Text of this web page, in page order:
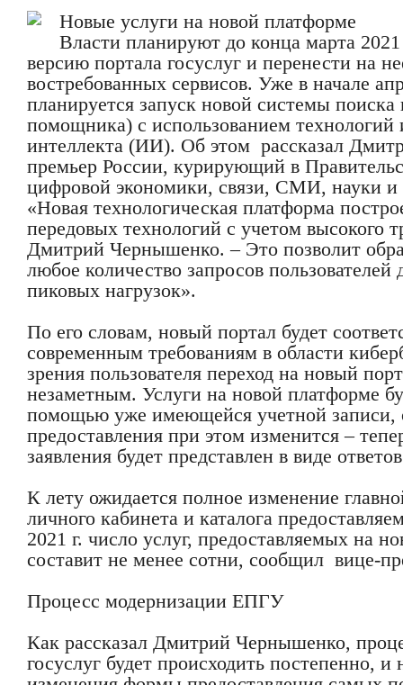
Новые услуги на новой платформе
Власти планируют до конца марта 2021
версию портала госуслуг и перенести на
востребованных сервисов. Уже в начале
планируется запуск новой системы поиска
помощника) с использованием технологий
интеллекта (ИИ). Об этом рассказал
премьер России, курирующий в
цифровой экономики, связи, СМИ, науки и
«Новая технологическая платформа
передовых технологий с учетом высокого
Дмитрий Чернышенко. – Это позволит
любое количество запросов
пиковых нагрузок».
По его словам, новый портал будет
современным требованиям в области
зрения пользователя переход на новый
незаметным. Услуги на новой платформе
помощью уже имеющейся учетной записи,
предоставления при этом изменится –
заявления будет представлен в виде
К лету ожидается полное изменение
личного кабинета и каталога
2021 г. число услуг, предоставляемых на
составит не менее сотни, сообщил вице-
Процесс модернизации ЕПГУ
Как рассказал Дмитрий Чернышенко,
госуслуг будет происходить постепенно, и